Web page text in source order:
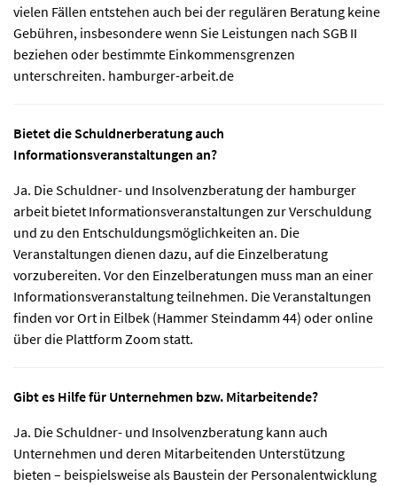
vielen Fällen entstehen auch bei der regulären Beratung keine
Gebühren, insbesondere wenn Sie Leistungen nach SGB II
beziehen oder bestimmte Einkommensgrenzen
unterschreiten. hamburger-arbeit.de
Bietet die Schuldnerberatung auch
Informationsveranstaltungen an?
Ja. Die Schuldner- und Insolvenzberatung der hamburger
arbeit bietet Informationsveranstaltungen zur Verschuldung
und zu den Entschuldungsmöglichkeiten an. Die
Veranstaltungen dienen dazu, auf die Einzelberatung
vorzubereiten. Vor den Einzelberatungen muss man an einer
Informationsveranstaltung teilnehmen. Die Veranstaltungen
finden vor Ort in Eilbek (Hammer Steindamm 44) oder online
über die Plattform Zoom statt.
Gibt es Hilfe für Unternehmen bzw. Mitarbeitende?
Ja. Die Schuldner- und Insolvenzberatung kann auch
Unternehmen und deren Mitarbeitenden Unterstützung
bieten – beispielsweise als Baustein der Personalentwicklung